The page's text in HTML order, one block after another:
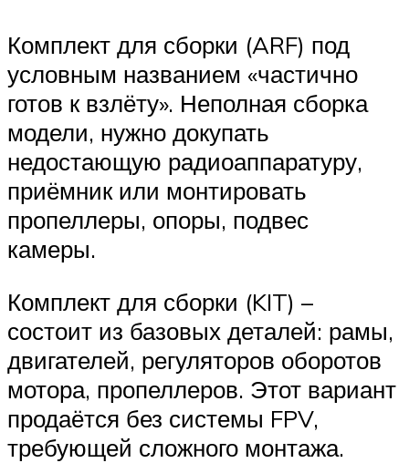
Комплект для сборки (ARF) под
условным названием «частично
готов к взлёту». Неполная сборка
модели, нужно докупать
недостающую радиоаппаратуру,
приёмник или монтировать
пропеллеры, опоры, подвес
камеры.
Комплект для сборки (KIT) –
состоит из базовых деталей: рамы,
двигателей, регуляторов оборотов
мотора, пропеллеров. Этот вариант
продаётся без системы FPV,
требующей сложного монтажа.